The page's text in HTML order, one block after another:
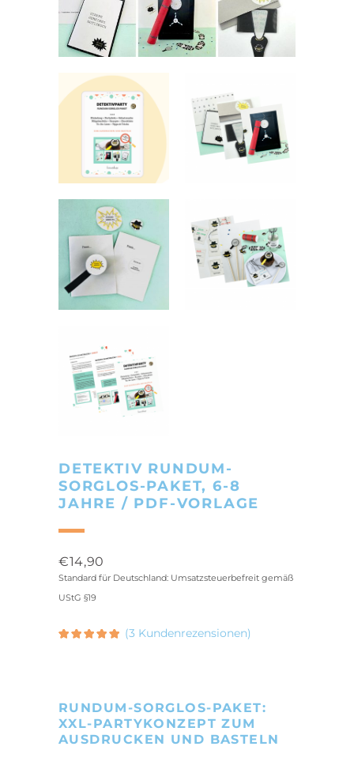
DETEKTIV RUNDUM-
SORGLOS-PAKET, 6-8
JAHRE / PDF-VORLAGE
€14,90
Standard für Deutschland: Umsatzsteuerbefreit gemäß
UStG §19
Bewertet
3(3 Kundenrezensionen)
RUNDUM-SORGLOS-PAKET:
XXL-PARTYKONZEPT ZUM
AUSDRUCKEN UND BASTELN